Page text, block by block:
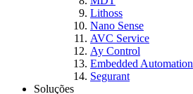
Lithoss
Nano Sense
AVC Service
Ay Control
Embedded Automation
Segurant
Soluções